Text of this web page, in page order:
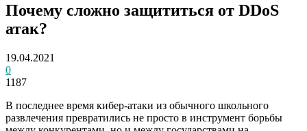
Почему сложно защититься от DDoS
атак?
19.04.2021
0
1187
В последнее время кибер-атаки из обычного школьного
развлечения превратились не просто в инструмент борьбы